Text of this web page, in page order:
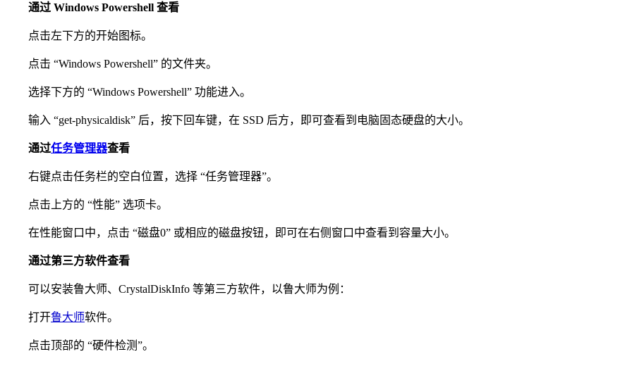
通过 Windows Powershell 查看
点击左下方的开始图标。
点击 “Windows Powershell” 的文件夹。
选择下方的 “Windows Powershell” 功能进入。
输入 “get-physicaldisk” 后，按下回车键，在 SSD 后方，即可查看到电脑固态硬盘的大小。
通过任务管理器查看
右键点击任务栏的空白位置，选择 “任务管理器”。
点击上方的 “性能” 选项卡。
在性能窗口中，点击 “磁盘0” 或相应的磁盘按钮，即可在右侧窗口中查看到容量大小。
通过第三方软件查看
可以安装鲁大师、CrystalDiskInfo 等第三方软件，以鲁大师为例：
打开鲁大师软件。
点击顶部的 “硬件检测”。